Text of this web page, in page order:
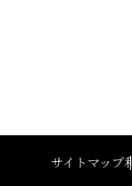
サイトマップ